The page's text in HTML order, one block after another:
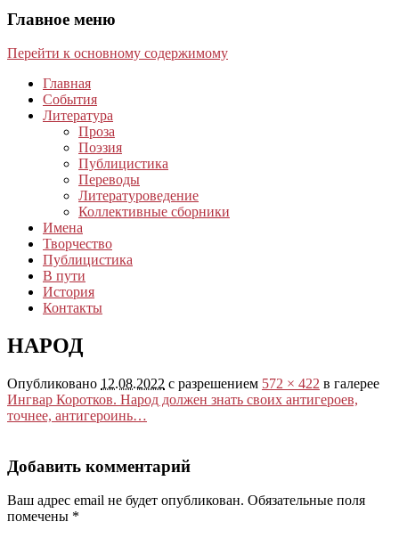
Главное меню
Перейти к основному содержимому
Главная
События
Литература
Проза
Поэзия
Публицистика
Переводы
Литературоведение
Коллективные сборники
Имена
Творчество
Публицистика
В пути
История
Контакты
НАРОД
Опубликовано 12.08.2022 с разрешением 572 × 422 в галерее
Ингвар Коротков. Народ должен знать своих антигероев,
точнее, антигероинь…
Добавить комментарий
Ваш адрес email не будет опубликован. Обязательные поля
помечены *